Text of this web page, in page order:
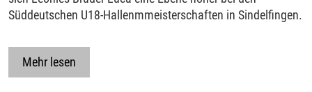
Süddeutschen U18-Hallenmmeisterschaften in Sindelfingen.
Mehr lesen